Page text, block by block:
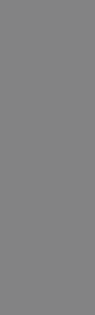
ανθρώπων
επωφελές
προκειμένου να
σχετικά με
από το
με τον τρόπο
χρήστης
που μπορεί να
και
συνδεδεμένοι
Cookie-
τις
cookie
το
Script.com